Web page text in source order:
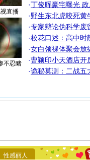
直播
不忍睹
·丁俊晖豪宅曝光
·野生东北虎咬死黄
·专家辩论伪科学废
·校花口述：高中时
·女白领祼体聚会放
·曹颖印小天酒店开
·诡秘莫测：二战五
性感丽人
都要快乐噢!
[圣诞节]奉上一颗